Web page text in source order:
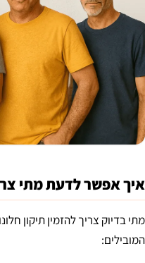
איך אפשר לדעת מתי
מתי בדיוק צריך להזמין תיקון
המובילים: